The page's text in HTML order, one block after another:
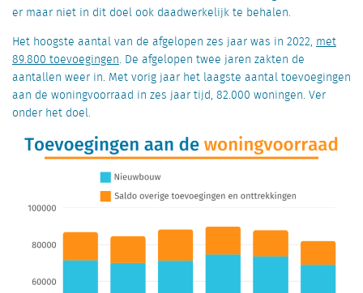
er maar niet in dit doel ook daadwerkelijk te behalen.
Het hoogste aantalvan de afgelopen zes jaarwas in 2022, met
89.800toevoegingen. De afgelopen twee jaren zakten de
aantallen weer in. Metvorig jaar het laagste aantaltoevoegingen
aan de woningvoorraad in zes jaar tijd, 82.000 woningen. Ver
onder het doel.